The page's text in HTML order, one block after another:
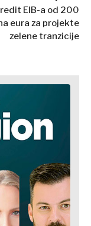
EIB-a od 200
eura za projekte
zelene tranzicije